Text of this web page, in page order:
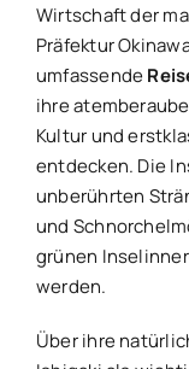
Wirtschaft der
Präfektur
umfassende
ihre
Kultur und
entdecken. Die
unberührten
und
grünen
werden.
Über ihre